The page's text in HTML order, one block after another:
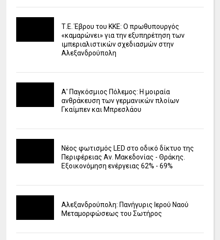
Τ.Ε. Έβρου του ΚΚΕ: Ο πρωθυπουργός
«καμαρώνει» για την εξυπηρέτηση των
ιμπεριαλιστικών σχεδιασμών στην
Αλεξανδρούπολη
Α' Παγκόσμιος Πόλεμος: Η μοιραία
ανθράκευση των γερμανικών πλοίων
Γκαίμπεν και Μπρεσλάου
Νέος φωτισμός LED στο οδικό δίκτυο της
Περιφέρειας Αν. Μακεδονίας - Θράκης.
Εξοικονόμηση ενέργειας 62% - 69%
Αλεξανδρούπολη: Πανήγυρις Ιερού Ναού
Μεταμορφώσεως του Σωτήρος